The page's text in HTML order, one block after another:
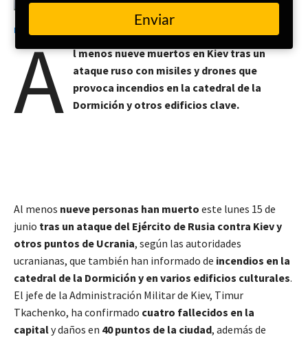
15 de junio de 2026
A
l menos nueve muertos en Kiev tras un
ataque ruso con misiles y drones que
provoca incendios en la catedral de la
Dormición y otros edificios clave.
Al menos nueve personas han muerto este lunes 15 de
junio tras un ataque del Ejército de Rusia contra Kiev y
otros puntos de Ucrania, según las autoridades
ucranianas, que también han informado de incendios en la
catedral de la Dormición y en varios edificios culturales.
El jefe de la Administración Militar de Kiev, Timur
Tkachenko, ha confirmado cuatro fallecidos en la
capitaly daños en 40 puntos de la ciudad, además de
email
Enviar